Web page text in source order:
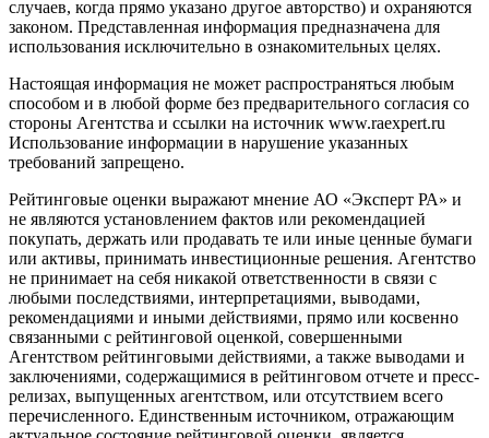
случаев, когда прямо указано другое авторство) и охраняются
законом. Представленная информация предназначена для
использования исключительно в ознакомительных целях.
Настоящая информация не может распространяться любым
способом и в любой форме без предварительного согласия со
стороны Агентства и ссылки на источник www.raexpert.ru
Использование информации в нарушение указанных
требований запрещено.
Рейтинговые оценки выражают мнение АО «Эксперт РА» и
не являются установлением фактов или рекомендацией
покупать, держать или продавать те или иные ценные бумаги
или активы, принимать инвестиционные решения. Агентство
не принимает на себя никакой ответственности в связи с
любыми последствиями, интерпретациями, выводами,
рекомендациями и иными действиями, прямо или косвенно
связанными с рейтинговой оценкой, совершенными
Агентством рейтинговыми действиями, а также выводами и
заключениями, содержащимися в рейтинговом отчете и пресс-
релизах, выпущенных агентством, или отсутствием всего
перечисленного. Единственным источником, отражающим